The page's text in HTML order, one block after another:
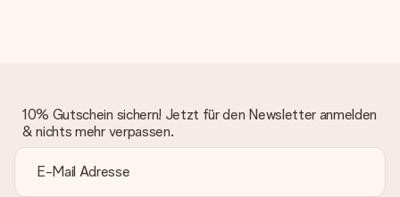
10% Gutschein sichern! Jetzt für den Newsletter anmelden
& nichts mehr verpassen.